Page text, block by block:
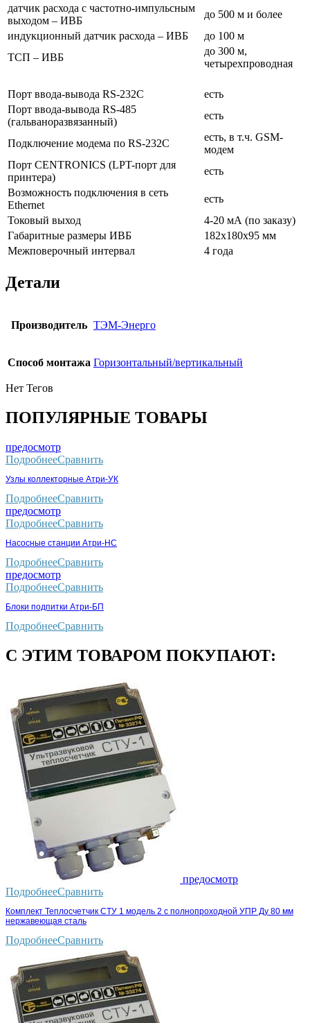
датчик расхода c частотно-импульсным
выходом – ИВБ
до 500 м и более
индукционный датчик расхода – ИВБ
до 100 м
ТСП – ИВБ
до 300 м,
четырехпроводная
Порт ввода-вывода RS-232С
есть
Порт ввода-вывода RS-485
(гальваноразвязанный)
есть
Подключение модема по RS-232С
есть, в т.ч. GSM-
модем
Порт CENTRONICS (LPT-порт для
принтера)
есть
Возможность подключения в сеть
Ethernet
есть
Токовый выход
4-20 мА (по заказу)
Габаритные размеры ИВБ
182х180х95 мм
Межповерочный интервал
4 года
Детали
Производитель ТЭМ-Энерго
Способ монтажа Горизонтальный/вертикальный
Нет Тегов
ПОПУЛЯРНЫЕ ТОВАРЫ
предосмотр
ПодробнееСравнить
Узлы коллекторные Атри-УК
ПодробнееСравнить
предосмотр
ПодробнееСравнить
Насосные станции Атри-НС
ПодробнееСравнить
предосмотр
ПодробнееСравнить
Блоки подпитки Атри-БП
ПодробнееСравнить
С ЭТИМ ТОВАРОМ ПОКУПАЮТ:
предосмотр
ПодробнееСравнить
Комплект Теплосчетчик СТУ 1 модель 2 с полнопроходной УПР Ду 80 мм
нержавеющая сталь
ПодробнееСравнить